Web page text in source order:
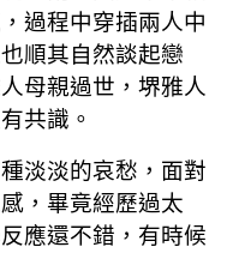
過程中穿插兩人中
順其自然談起戀
母親過世，堺雅人
共識。
淡淡的哀愁，面對
，畢竟經歷過太
應還不錯，有時候